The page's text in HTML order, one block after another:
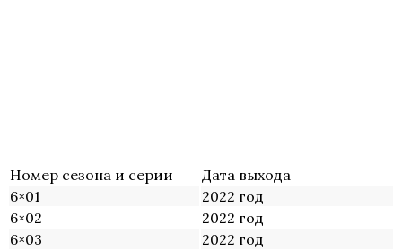
Номер сезона и серии
Дата выхода
6×01
2022 год
6×02
2022 год
6×03
2022 год